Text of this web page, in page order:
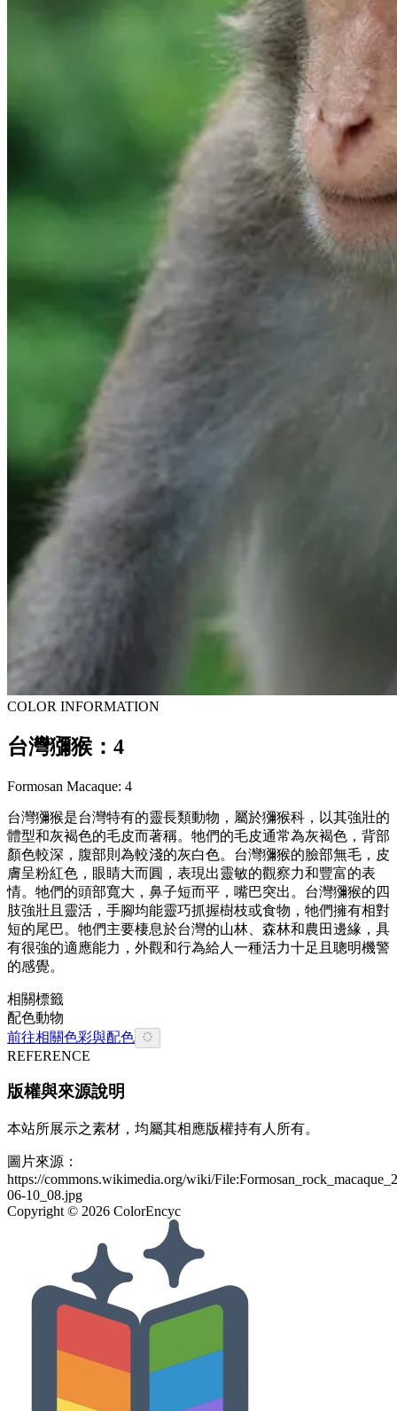
COLOR INFORMATION
台灣獼猴：4
Formosan Macaque: 4
台灣獼猴是台灣特有的靈長類動物，屬於獼猴科，以其強壯的
體型和灰褐色的毛皮而著稱。牠們的毛皮通常為灰褐色，背部
顏色較深，腹部則為較淺的灰白色。台灣獼猴的臉部無毛，皮
膚呈粉紅色，眼睛大而圓，表現出靈敏的觀察力和豐富的表
情。牠們的頭部寬大，鼻子短而平，嘴巴突出。台灣獼猴的四
肢強壯且靈活，手腳均能靈巧抓握樹枝或食物，牠們擁有相對
短的尾巴。牠們主要棲息於台灣的山林、森林和農田邊緣，具
有很強的適應能力，外觀和行為給人一種活力十足且聰明機警
的感覺。
相關標籤
配色動物
前往相關色彩與配色
REFERENCE
版權與來源說明
本站所展示之素材，均屬其相應版權持有人所有。
圖片來源：
https://commons.wikimedia.org/wiki/
06-10_08.jpg
Copyright © 2026 ColorEncyc